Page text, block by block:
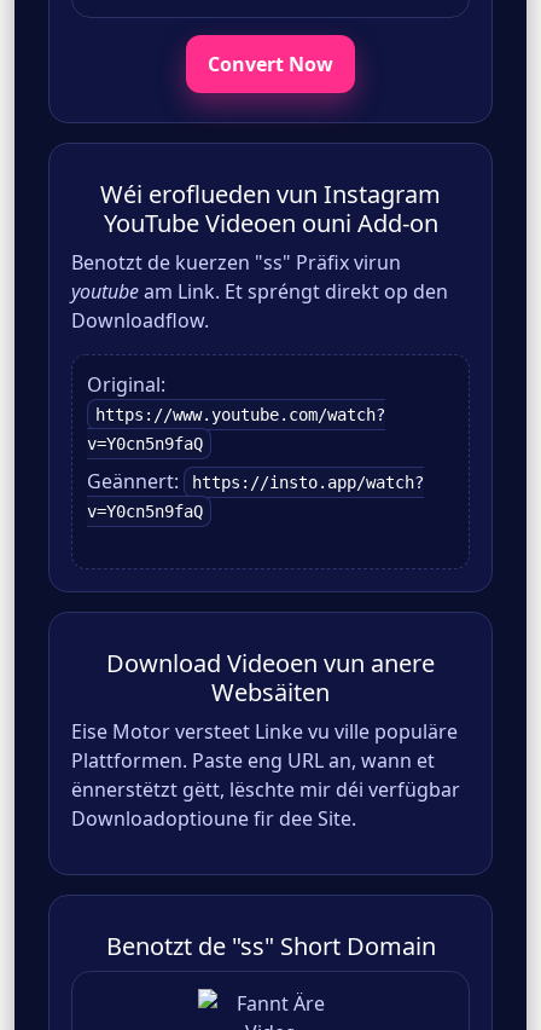
Convert Now
Wéi eroflueden vun Instagram
YouTube Videoen ouni Add-on
Benotzt de kuerzen "ss" Präfix virun
youtubeam Link. Et spréngt direkt op den
Downloadflow.
Original:
https://www.youtube.com/watch?
v=Y0cn5n9faQ
Geännert:
https://insto.app/watch?
v=Y0cn5n9faQ
Download Videoen vun anere
Websäiten
Eise Motor versteet Linke vu ville populäre
Plattformen. Paste eng URL an, wann et
ënnerstëtzt gëtt, lëschte mir déi verfügbar
Downloadoptioune fir dee Site.
Benotzt de "ss" Short Domain